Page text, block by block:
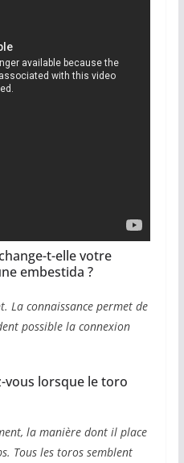
t-elle votre
embestida ?
La connaissance permet de
possible la connexion
lorsque le toro
la manière dont il place
Tous les toros semblent